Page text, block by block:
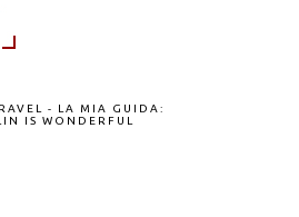
- LA MIA GUIDA:
IS WONDERFUL